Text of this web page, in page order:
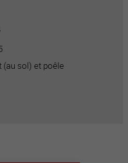
(au sol) et poêle